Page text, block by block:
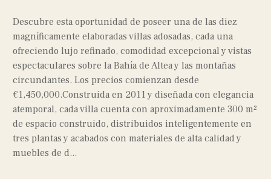
Descubre esta oportunidad de poseer una de las diez
magníficamente elaboradas villas adosadas, cada una
ofreciendo lujo refinado, comodidad excepcional y vistas
espectaculares sobre la Bahía de Altea y las montañas
circundantes. Los precios comienzan desde
€1,450,000.Construida en 2011 y diseñada con elegancia
atemporal, cada villa cuenta con aproximadamente 300 m²
de espacio construido, distribuidos inteligentemente en
tres plantas y acabados con materiales de alta calidad y
muebles de d...